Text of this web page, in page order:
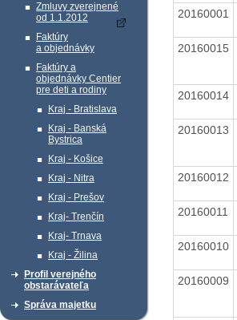
Zmluvy zverejnené
od 1.1.2012
Faktúry
a objednávky
Faktúry a
objednávky Centier
pre deti a rodiny
Kraj - Bratislava
Kraj - Banská
Bystrica
Kraj - Košice
Kraj - Nitra
Kraj - Prešov
Kraj- Trenčín
Kraj- Trnava
Kraj - Žilina
Profil verejného
obstarávateľa
Správa majetku
20160001
20160015
20160014
20160013
20160012
20160011
20160010
20160009